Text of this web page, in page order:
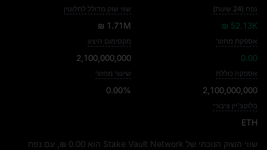
נפח (24 שעות)
₪ 52.13K
שווי שוק מדולל לחלוטין
₪ 1.71M
אספקת מחזור
0.00
מקסימום היצע
2,100,000,000
אספקה כוללת
2,100,000,000
שיעור מחזור
0.00%
בלוקצ'יין ציבורי
ETH
שווי השוק הנוכחי של Stake Vault Network הוא ₪ 0.00 , עם נפח